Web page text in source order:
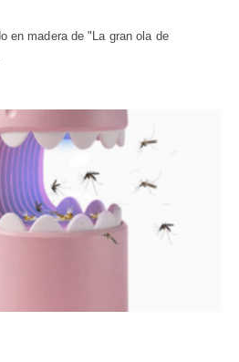
en madera de "La gran ola de